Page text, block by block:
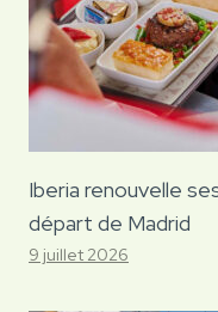
Iberia renouvelle
départ de Madrid
9 juillet 2026